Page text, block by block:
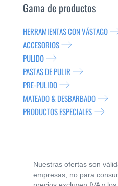
Gama de productos
HERRAMIENTAS CON VÁSTAGO
ACCESORIOS
PULIDO
PASTAS DE PULIR
PRE-PULIDO
MATEADO & DESBARBADO
PRODUCTOS ESPECIALES
Nuestras ofertas son
empresas, no para